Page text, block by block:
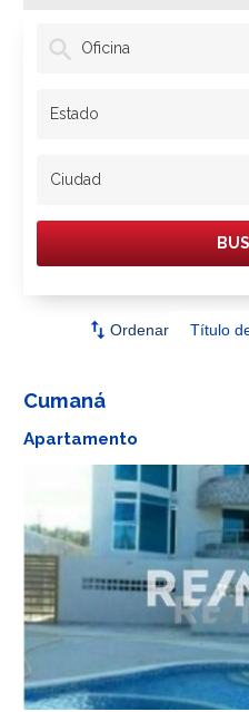
Oficina
Estado
Ciudad
swap_vert Ordenar
Cumaná
Apartamento